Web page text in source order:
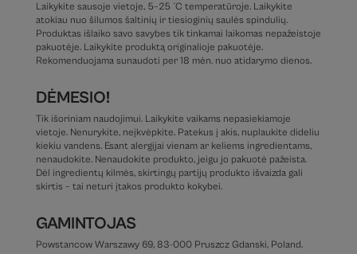
Laikykite sausoje vietoje, 5–25 °C temperatūroje. Laikykite
atokiau nuo šilumos šaltinių ir tiesioginių saulės spindulių.
Produktas išlaiko savo savybes tik tinkamai laikomas nepažeistoje
pakuotėje. Laikykite produktą originalioje pakuotėje.
Rekomenduojama sunaudoti per 18 mėn. nuo atidarymo dienos.
DĖMESIO!
Tik išoriniam naudojimui. Laikykite vaikams nepasiekiamoje
vietoje. Nenurykite, neįkvėpkite. Patekus į akis, nuplaukite dideliu
kiekiu vandens. Esant alergijai vienam ar keliems ingredientams,
nenaudokite. Nenaudokite produkto, jeigu jo pakuotė pažeista.
Dėl ingredientų kilmės, skirtingų partijų produkto išvaizda gali
skirtis – tai neturi įtakos produkto kokybei.
GAMINTOJAS
Powstancow Warszawy 69, 83-000 Pruszcz Gdanski, Poland.